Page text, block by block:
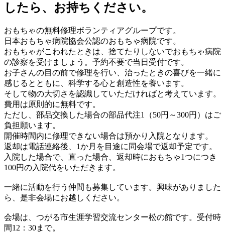
したら、お持ちください。
おもちゃの無料修理ボランティアグループです。
日本おもちゃ病院協会公認のおもちゃ病院です。
おもちゃがこわれたときは、捨てたりしないでおもちゃ病院
の診察を受けましょう。予約不要で当日受付です。
お子さんの目の前で修理を行い、治ったときの喜びを一緒に
感じるとともに、科学する心と創造性を養います。
そして物の大切さを認識していただければと考えています。
費用は原則的に無料です。
ただし、部品交換した場合の部品代注1（50円～300円）はご
負担願います。
開催時間内に修理できない場合は預かり入院となります。
返却は電話連絡後、1か月を目途に同会場で返却予定です。
入院した場合で、直った場合、返却時におもちゃ1つにつき
100円の入院代をいただきます。
一緒に活動を行う仲間も募集しています。興味がありました
ら、是非会場にお越しください。
会場は、つがる市生涯学習交流センター松の館です。受付時
間12：30まで。